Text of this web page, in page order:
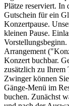
Plätze reserviert. In
Gutschein für ein
Konzertpause.
kleinen Pause.
Arrangement
Konzert buchbar.
zusätzlich zu Ihrem
Zwinger können
Gänge-Menü im
buchen. Zunächst